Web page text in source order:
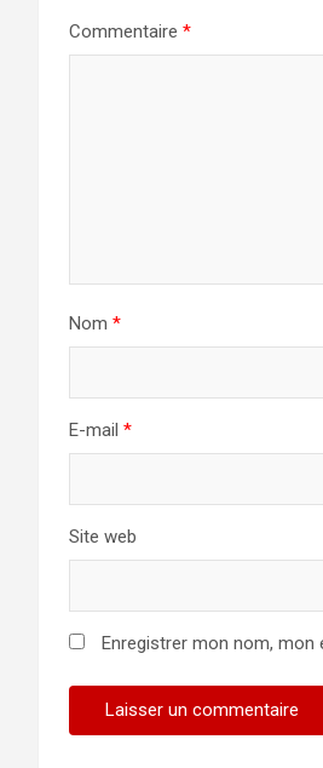
Commentaire *
Nom *
E-mail *
Site web
Enregistrer mon nom,